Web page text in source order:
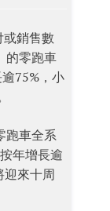
銷售數
的零跑車
75%，小
跑車全系
年增長逾
迎來十周